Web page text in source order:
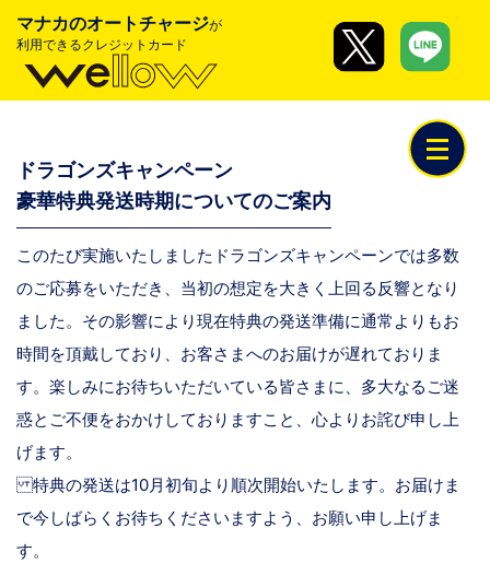
マナカのオートチャージが
利用できるクレジットカード
ドラゴンズキャンペーン
豪華特典発送時期についてのご案内
このたび実施いたしましたドラゴンズキャンペーンでは多数
のご応募をいただき、当初の想定を大きく上回る反響となり
ました。 その影響により現在特典の発送準備に通常よりもお
時間を頂戴しており、お客さまへのお届けが遅れておりま
す。 楽しみにお待ちいただいている皆さまに、多大なるご迷
惑とご不便をおかけしておりますこと、心よりお詫び申し上
げます。
特典の発送は10月初旬より順次開始いたします。お届けま
で今しばらくお待ちくださいますよう、お願い申し上げま
す。